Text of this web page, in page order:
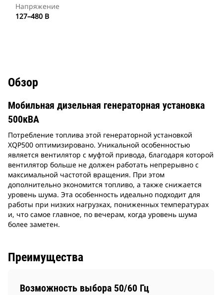
Напряжение
127–480 В
Обзор
Мобильная дизельная генераторная установка
500кВА
Потребление топлива этой генераторной установкой
XQP500 оптимизировано. Уникальной особенностью
является вентилятор с муфтой привода, благодаря которой
вентилятор больше не должен работать непрерывно с
максимальной частотой вращения. При этом
дополнительно экономится топливо, а также снижается
уровень шума. Эта особенность идеально подходит для
работы при низких нагрузках, пониженных температурах
и, что самое главное, по вечерам, когда уровень шума
более заметен.
Преимущества
Возможность выбора 50/60 Гц